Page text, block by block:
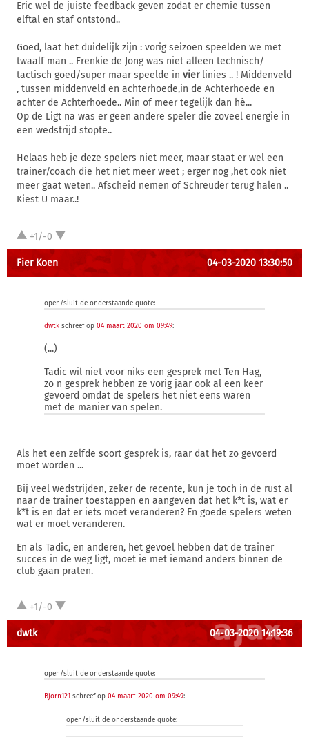
Eric wel de juiste feedback geven zodat er chemie tussen
elftal en staf ontstond..
Goed, laat het duidelijk zijn : vorig seizoen speelden we met
twaalf man .. Frenkie de Jong was niet alleen technisch/
tactisch goed/super maar speelde in vier linies .. ! Middenveld
, tussen middenveld en achterhoede,in de Achterhoede en
achter de Achterhoede.. Min of meer tegelijk dan hè...
Op de Ligt na was er geen andere speler die zoveel energie in
een wedstrijd stopte..
Helaas heb je deze spelers niet meer, maar staat er wel een
trainer/coach die het niet meer weet ; erger nog ,het ook niet
meer gaat weten.. Afscheid nemen of Schreuder terug halen ..
Kiest U maar..!
+1/-0
Fier Koen 04-03-2020 13:30:50
open/sluit de onderstaande quote:
dwtk schreef op 04 maart 2020 om 09:49:
(...)
Tadic wil niet voor niks een gesprek met Ten Hag,
zo n gesprek hebben ze vorig jaar ook al een keer
gevoerd omdat de spelers het niet eens waren
met de manier van spelen.
Als het een zelfde soort gesprek is, raar dat het zo gevoerd
moet worden ...
Bij veel wedstrijden, zeker de recente, kun je toch in de rust al
naar de trainer toestappen en aangeven dat het k*t is, wat er
k*t is en dat er iets moet veranderen? En goede spelers weten
wat er moet veranderen.
En als Tadic, en anderen, het gevoel hebben dat de trainer
succes in de weg ligt, moet ie met iemand anders binnen de
club gaan praten.
+1/-0
dwtk 04-03-2020 14:19:36
open/sluit de onderstaande quote:
Bjorn121 schreef op 04 maart 2020 om 09:49:
open/sluit de onderstaande quote: